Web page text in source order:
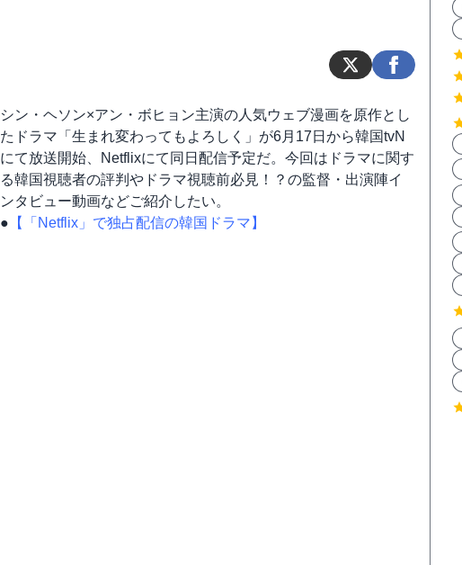
シン・ヘソン×アン・ボヒョン主演の人気ウェブ漫画を原作とし
たドラマ「生まれ変わってもよろしく」が6月17日から韓国tvN
にて放送開始、Netflixにて同日配信予定だ。今回はドラマに関す
る韓国視聴者の評判やドラマ視聴前必見！？の監督・出演陣イ
ンタビュー動画などご紹介したい。
● 【「Netflix」で独占配信の韓国ドラマ】